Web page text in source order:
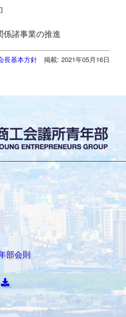
係諸事業の推進
長基本方針 掲載: 2021年05月16日
部会則